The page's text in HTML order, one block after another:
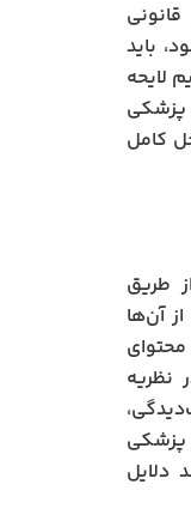
باید
لایحه
پزشکی
کامل
طریق
آن‌ها
محتوای
نظریه
پزشکی
دلایل